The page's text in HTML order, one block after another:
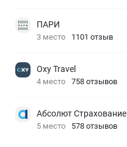
ПАРИ
3 место 1101 отзыв
Oxy Travel
4 место 758 отзывов
Абсолют Страхование
5 место 578 отзывов